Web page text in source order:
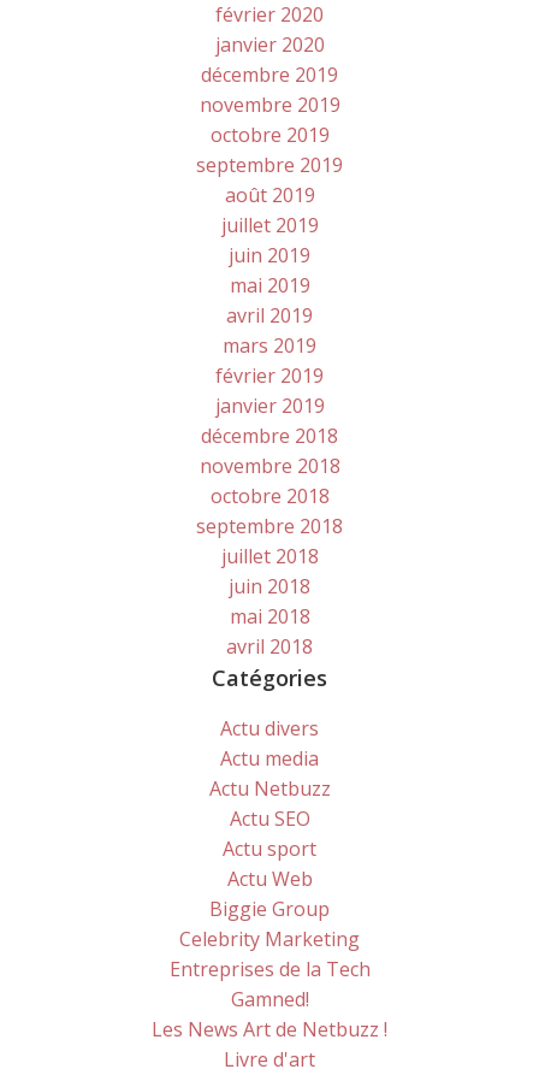
février 2020
janvier 2020
décembre 2019
novembre 2019
octobre 2019
septembre 2019
août 2019
juillet 2019
juin 2019
mai 2019
avril 2019
mars 2019
février 2019
janvier 2019
décembre 2018
novembre 2018
octobre 2018
septembre 2018
juillet 2018
juin 2018
mai 2018
avril 2018
Catégories
Actu divers
Actu media
Actu Netbuzz
Actu SEO
Actu sport
Actu Web
Biggie Group
Celebrity Marketing
Entreprises de la Tech
Gamned!
Les News Art de Netbuzz !
Livre d'art